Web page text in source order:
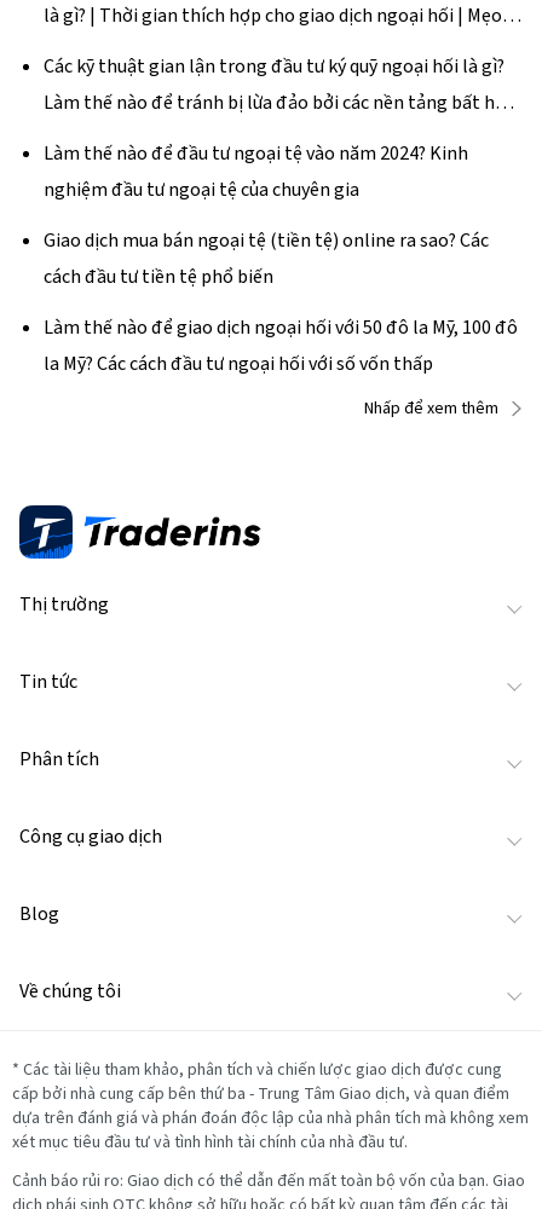
là gì? | Thời gian thích hợp cho giao dịch ngoại hối | Mẹo
kiếm tiền
Các kỹ thuật gian lận trong đầu tư ký quỹ ngoại hối là gì?
Làm thế nào để tránh bị lừa đảo bởi các nền tảng bất hợp
pháp?
Làm thế nào để đầu tư ngoại tệ vào năm 2024? Kinh
nghiệm đầu tư ngoại tệ của chuyên gia
Giao dịch mua bán ngoại tệ (tiền tệ) online ra sao? Các
cách đầu tư tiền tệ phổ biến
Làm thế nào để giao dịch ngoại hối với 50 đô la Mỹ, 100 đô
la Mỹ? Các cách đầu tư ngoại hối với số vốn thấp
Nhấp để xem thêm
Thị trường
Tin tức
Phân tích
Công cụ giao dịch
Blog
Về chúng tôi
* Các tài liệu tham khảo, phân tích và chiến lược giao dịch được cung
cấp bởi nhà cung cấp bên thứ ba - Trung Tâm Giao dịch, và quan điểm
dựa trên đánh giá và phán đoán độc lập của nhà phân tích mà không xem
xét mục tiêu đầu tư và tình hình tài chính của nhà đầu tư.
Cảnh báo rủi ro: Giao dịch có thể dẫn đến mất toàn bộ vốn của bạn. Giao